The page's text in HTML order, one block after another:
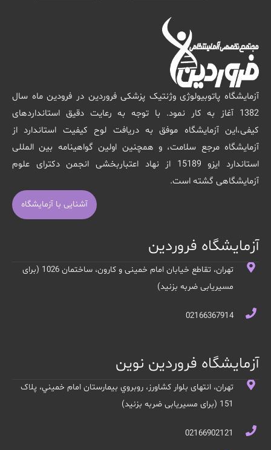
آزمایشگاه پاتوبیولوژی وژنتیک پزشکی فروردین در فرودین ماه سال
1382 آغاز به کار نمود. با توجه به رعایت دقیق استانداردهای
کیفی،این آزمایشگاه موفق به دریافت لوح کیفیت استاندارد از
آزمایشگاه مرجع سلامت، و همچنین اولین گواهینامه بین المللی
استاندارد ایزو 15189 از نهاد اعتباربخشی انجمن دکترای علوم
آزمایشگاهی گشته است.
آشنایی با آزمایشگاه
آزمایشگاه فروردین
تهران، تقاطع خیابان امام خمینی و کارون، ساختمان 1026 (برای
مسیریابی ضربه بزنید)
02166367914
آزمایشگاه فروردین نوین
تهران، انتهای بلوار کشاورز، روبروي بيمارستان امام خميني، پلاک
151 (برای مسیریابی ضربه بزنید)
02166902121